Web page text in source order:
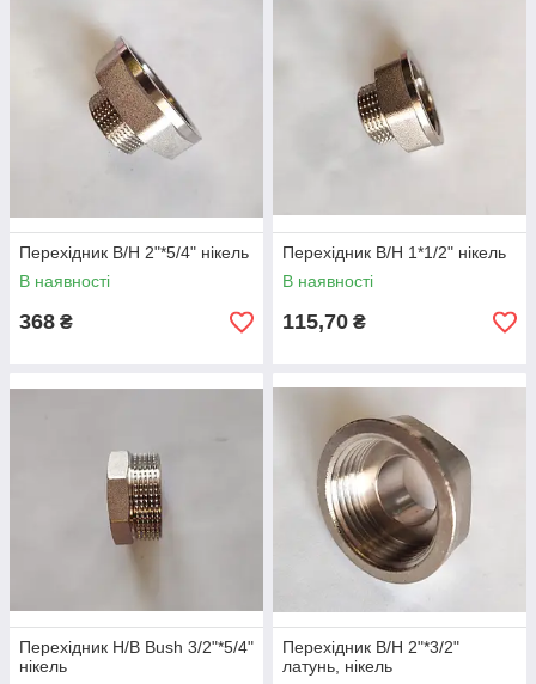
Перехідник В/Н 2"*5/4" нікель
В наявності
368 ₴
Перехідник В/Н 1*1/2" нікель
В наявності
115,70 ₴
Перехідник Н/В Bush 3/2"*5/4"
нікель
Перехідник В/Н 2"*3/2"
латунь, нікель